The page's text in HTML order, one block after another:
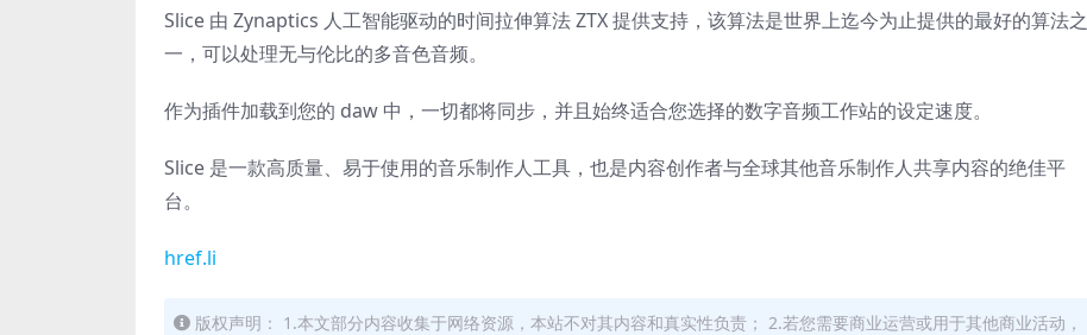
Slice 由 Zynaptics 人工智能驱动的时间拉伸算法 ZTX 提供支持，该算法是世界上迄今为止提供的最好的算法之
一，可以处理无与伦比的多音色音频。
作为插件加载到您的 daw 中，一切都将同步，并且始终适合您选择的数字音频工作站的设定速度。
Slice 是一款高质量、易于使用的音乐制作人工具，也是内容创作者与全球其他音乐制作人共享内容的绝佳平
台。
href.li
版权声明： 1.本文部分内容收集于网络资源，本站不对其内容和真实性负责； 2.若您需要商业运营或用于其他商业活动，